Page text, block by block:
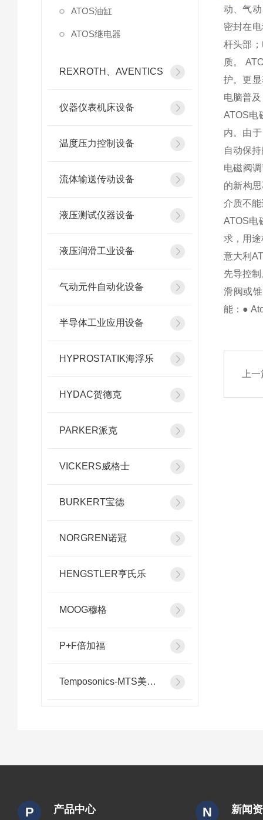
ATOS油缸
ATOS继电器
REXROTH、AVENTICS
仪器仪表机床设备
温度压力控制设备
流体输送传动设备
液压测试仪器设备
液压润滑工业设备
气动元件自动化设备
半导体工业应用设备
HYPROSTATIK海浮乐
HYDAC贺德克
PARKER派克
VICKERS威格士
BURKERT宝德
NORGREN诺冠
HENGSTLER亨氏乐
MOOG穆格
P+F倍加福
Temposonics-MTS美斯特
动、气
密封在
杆头部
质。
护。更
电脑普
ATOS电
内。由
自动保
电磁阀
的新构
介质不
ATOS电
求，用
意大利
先导控
滑阀或
能：●
上
P 产品中心 N 新闻